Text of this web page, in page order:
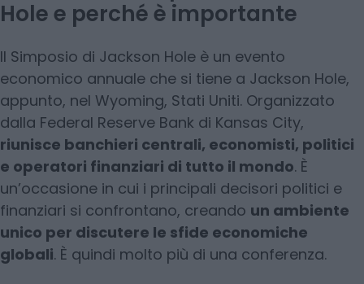
Hole e perché è importante
Il Simposio di Jackson Hole è un evento
economico annuale che si tiene a Jackson Hole,
appunto, nel Wyoming, Stati Uniti. Organizzato
dalla Federal Reserve Bank di Kansas City,
riunisce banchieri centrali, economisti, politici
e operatori finanziari di tutto il mondo. È
un’occasione in cui i principali decisori politici e
finanziari si confrontano, creando un ambiente
unico per discutere le sfide economiche
globali. È quindi molto più di una conferenza.